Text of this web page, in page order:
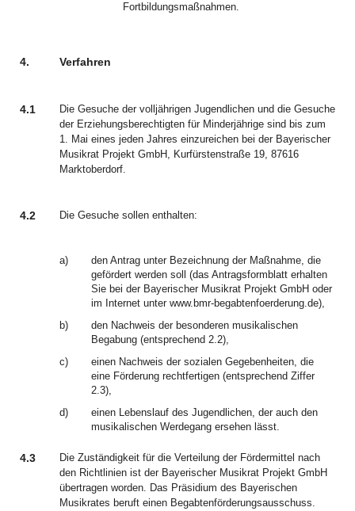
Fortbildungsmaßnahmen.
4. Verfahren
4.1
Die Gesuche der volljährigen Jugendlichen und die Gesuche
der Erziehungsberechtigten für Minderjährige sind bis zum
1. Mai eines jeden Jahres einzureichen bei der Bayerischer
Musikrat Projekt GmbH, Kurfürstenstraße 19, 87616
Marktoberdorf.
4.2 Die Gesuche sollen enthalten:
a)
den Antrag unter Bezeichnung der Maßnahme, die
gefördert werden soll (das Antragsformblatt erhalten
Sie bei der Bayerischer Musikrat Projekt GmbH oder
im Internet unter www.bmr-begabtenfoerderung.de),
b)
den Nachweis der besonderen musikalischen
Begabung (entsprechend 2.2),
c)
einen Nachweis der sozialen Gegebenheiten, die
eine Förderung rechtfertigen (entsprechend Ziffer
2.3),
d)
einen Lebenslauf des Jugendlichen, der auch den
musikalischen Werdegang ersehen lässt.
4.3
Die Zuständigkeit für die Verteilung der Fördermittel nach
den Richtlinien ist der Bayerischer Musikrat Projekt GmbH
übertragen worden. Das Präsidium des Bayerischen
Musikrates beruft einen Begabtenförderungsausschuss.